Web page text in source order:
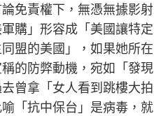
免責權下，無憑無據影射
購」形容成「美國讓特定
盟的美國」，如果她所在
的防弊動機，宛如「發現
曾拿「女人看到跳樓大拍
「抗中保台」是病毒，就